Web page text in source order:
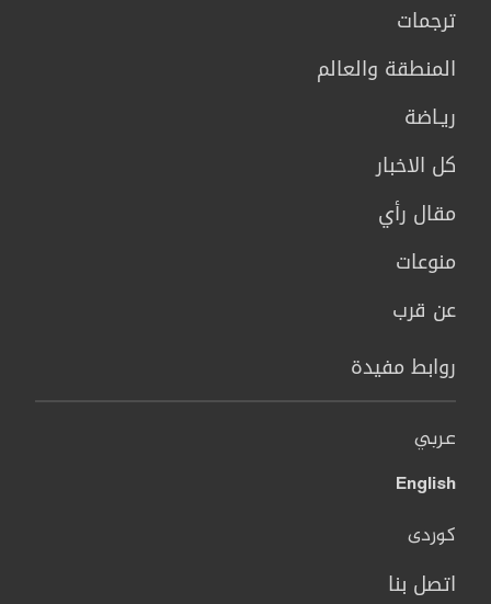
ترجمات
المنطقة والعالم
ريـاضة
كل الاخبار
مقال رأي
منوعات
عن قرب
روابط مفيدة
عربي
English
کوردی
اتصل بنا